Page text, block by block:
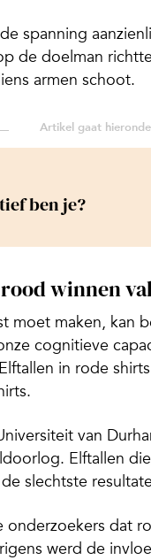
spanning
de doelman
armen schoot.
ben je?
winnen
moet maken, kan
cognitieve
in rode
van
Elftallen
slechtste
onderzoekers dat
werd de